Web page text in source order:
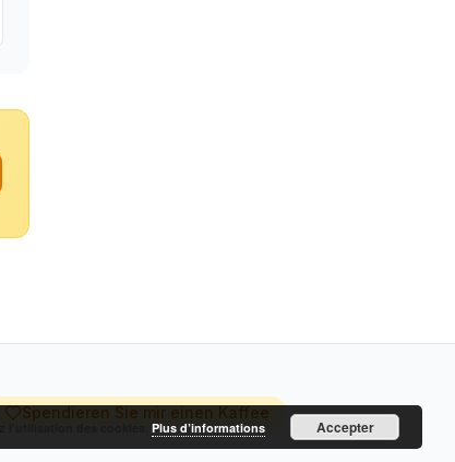
Spendieren Sie mir einen Kaffee
Plus d’informations Accepter